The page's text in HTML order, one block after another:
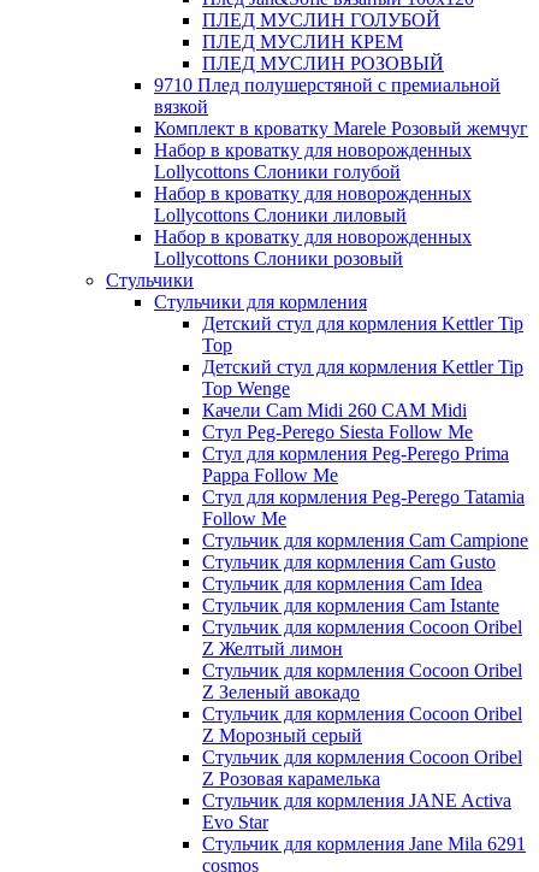
ПЛЕД МУСЛИН ГОЛУБОЙ
ПЛЕД МУСЛИН КРЕМ
ПЛЕД МУСЛИН РОЗОВЫЙ
9710 Плед полушерстяной с премиальной
вязкой
Комплект в кроватку Marele Розовый жемчуг
Набор в кроватку для новорожденных
Lollycottons Слоники голубой
Набор в кроватку для новорожденных
Lollycottons Слоники лиловый
Набор в кроватку для новорожденных
Lollycottons Слоники розовый
Стульчики
Стульчики для кормления
Детский стул для кормления Kettler Tip
Top
Детский стул для кормления Kettler Tip
Top Wenge
Качели Cam Midi 260 CAM Midi
Стул Peg-Perego Siesta Follow Me
Стул для кормления Peg-Perego Prima
Pappa Follow Me
Стул для кормления Peg-Perego Tatamia
Follow Me
Стульчик для кормления Cam Campione
Стульчик для кормления Cam Gusto
Стульчик для кормления Cam Idea
Стульчик для кормления Cam Istante
Стульчик для кормления Cocoon Oribel
Z Желтый лимон
Стульчик для кормления Cocoon Oribel
Z Зеленый авокадо
Стульчик для кормления Cocoon Oribel
Z Морозный серый
Стульчик для кормления Cocoon Oribel
Z Розовая карамелька
Стульчик для кормления JANE Activa
Evo Star
Стульчик для кормления Jane Mila 6291
cosmos